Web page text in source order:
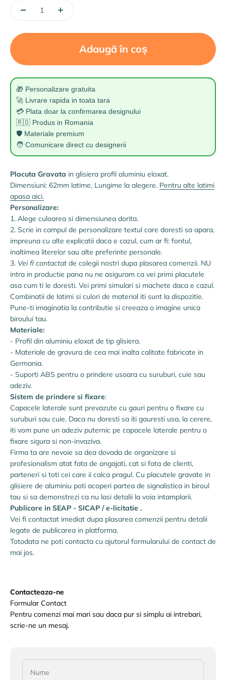
Adaugă în coș
🎁 Personalizare gratuita
🚀 Livrare rapida in toata tara
💳 Plata doar la confirmarea designului
🇷🇴 Produs in Romania
🛡️ Materiale premium
🧑 Comunicare direct cu designerii
Placuta Gravata in glisiera profil aluminiu eloxat.
Dimensiuni: 62mm latime, Lungime la alegere. Pentru alte latimi
apasa aici.
Personalizare:
1. Alege culoarea si dimensiunea dorita.
2. Scrie in campul de personalizare textul care doresti sa apara,
impreuna cu alte explicatii daca e cazul, cum ar fi: fontul,
inaltimea literelor sau alte preferinte personale.
3. Vei fi contactat de colegii nostri dupa plasarea comenzii. NU
intra in productie pana nu ne asiguram ca vei primi placutele
asa cum ti le doresti. Vei primi simulari si machete daca e cazul.
Combinatii de latimi si culori de material iti sunt la dispozitie.
Pune-ti imaginatia la contributie si creeaza o imagine unica
biroului tau.
Materiale:
- Profil din aluminiu eloxat de tip glisiera.
- Materiale de gravura de cea mai inalta calitate fabricate in
Germania.
- Suporti ABS pentru o prindere usoara cu suruburi, cuie sau
adeziv.
Sistem de prindere si fixare:
Capacele laterale sunt prevazute cu gauri pentru o fixare cu
suruburi sau cuie. Daca nu doresti sa iti gauresti usa, la cerere,
iti vom pune un adeziv puternic pe capacele laterale pentru o
fixare sigura si non-invaziva.
Firma ta are nevoie sa dea dovada de organizare si
profesionalism atat fata de angajati, cat si fata de clienti,
parteneri si toti cei care ii calca pragul. Cu placutele gravate in
glisiere de aluminiu poti acoperi partea de signalistica in biroul
tau si sa demonstrezi ca nu lasi detalii la voia intamplarii.
Publicare in SEAP - SICAP / e-licitatie .
Vei fi contactat imediat dupa plasarea comenzii pentru detalii
legate de publicarea in platforma.
Totodata ne poti contacta cu ajutorul formularului de contact de
mai jos.
Contacteaza-ne
Formular Contact
Pentru comenzi mai mari sau daca pur si simplu ai intrebari,
scrie-ne un mesaj.
Nume